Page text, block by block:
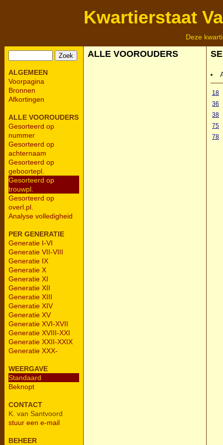
Kwartierstaat
Deze
ALGEMEEN
Voorpagina
Bronnen
Afkortingen
ALLE VOOROUDERS
Gesorteerd op
nummer
Gesorteerd op
achternaam
Gesorteerd op
geboortepl.
Gesorteerd op
trouwpl.
Gesorteerd op
overl.pl.
Analyse volledigheid
PER GENERATIE
Generatie I-VI
Generatie VII-VIII
Generatie IX
Generatie X
Generatie XI
Generatie XII
Generatie XIII
Generatie XIV
Generatie XV
Generatie XVI-XVII
Generatie XVIII-XXI
Generatie XXII-XXIX
Generatie XXX-
WEERGAVE
Standaard
Beknopt
CONTACT
K. van Santvoord
stuur een e-mail
BEHEER
ALLE VOOROUDERS
18
36
38
75
78